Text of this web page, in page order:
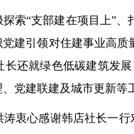
索“支部建在项目上”
建引领对住建事业高
还就绿色低碳建筑发
党建联建及城市更新等
衷心感谢韩店社长一